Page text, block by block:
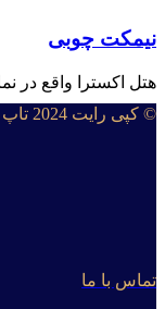
نیمکت چوبی
هتل اکسترا واقع در
© کپی رایت 2024 تاپ موند گروپ
تماس با ما